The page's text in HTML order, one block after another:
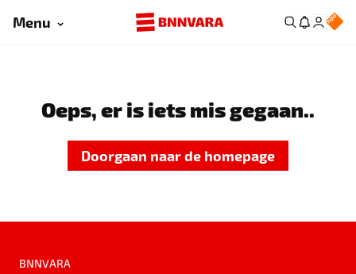
Menu
Oeps, er is iets mis gegaan..
Doorgaan naar de homepage
BNNVARA